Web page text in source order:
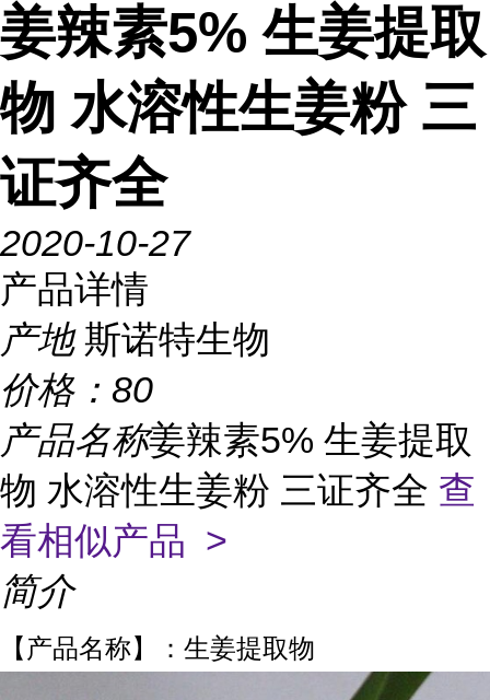
姜辣素5% 生姜提取
物 水溶性生姜粉 三
证齐全
2020-10-27
产品详情
产地 斯诺特生物
价格： 80
产品名称姜辣素5% 生姜提取
物 水溶性生姜粉 三证齐全 查
看相似产品 >
简介
【产品名称】：生姜提取物